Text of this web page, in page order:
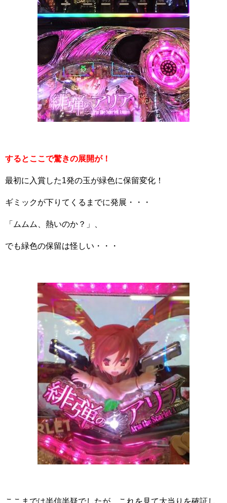
するとここで驚きの展開が！
最初に入賞した1発の玉が緑色に保留変化！
ギミックが下りてくるまでに発展・・・
「ムムム、熱いのか？」、
でも緑色の保留は怪しい・・・